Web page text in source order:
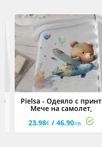
Pielsa - Одеяло с принт
Мече на самолет,
80х110 см, сиво, кутия
23.98€/ 46.90лв.